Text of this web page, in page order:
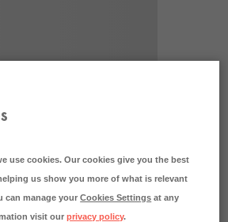
use cookies. Our cookies give you the best
us show you more of what is relevant
can manage yourCookies Settings at any
visit ourprivacy policy.